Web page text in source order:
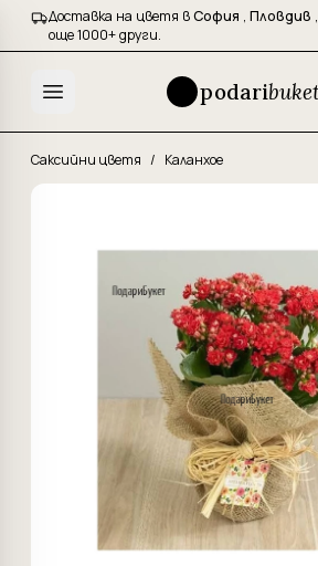
Доставка на цветя вСофия , Пловдив ,
още 1000+ други.
podari
Саксийни цветя / Каланхое